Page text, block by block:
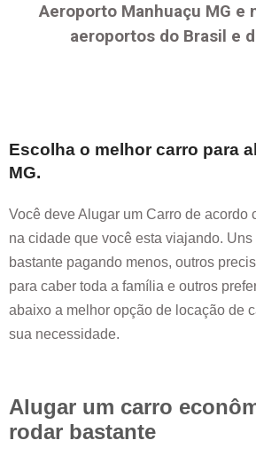
Aeroporto Manhuaçu MG e
aeroportos do Brasil e
Escolha o melhor carro para
MG.
Você deve Alugar um Carro de acordo
na cidade que você esta viajando.
bastante pagando menos, outros
para caber toda a família e outros
abaixo a melhor opção de locação de
sua necessidade.
Alugar um carro
rodar bastante